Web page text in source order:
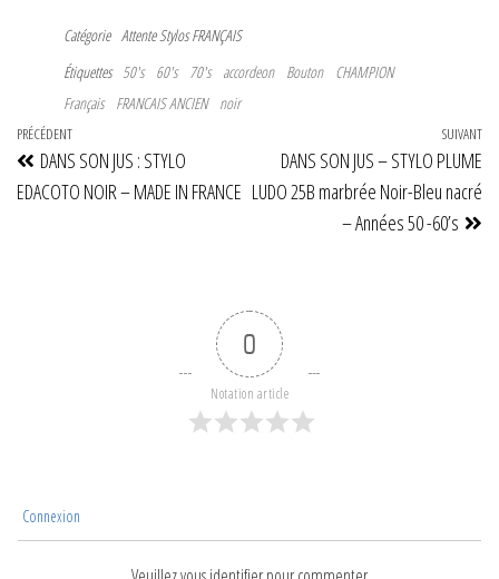
Catégorie AttenteStylos FRANÇAIS
Étiquettes 50's 60's 70's accordeon Bouton
CHAMPION
Français
FRANCAIS ANCIEN noir
Navigation
de
l’article
Article
précédent
PRÉCÉDENT
DANS SON JUS : STYLO
EDACOTO NOIR – MADE IN FRANCE
SUIVANT
DANS SON JUS – STYLO PLUME
LUDO 25B marbrée Noir-Bleu nacré
– Années 50 -60’s
0
Notation article
Connexion